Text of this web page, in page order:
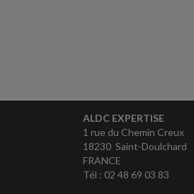
ALDC EXPERTISE
1 rue du Chemin Creux
18230 Saint-Doulchard
FRANCE
Tél : 02 48 69 03 83